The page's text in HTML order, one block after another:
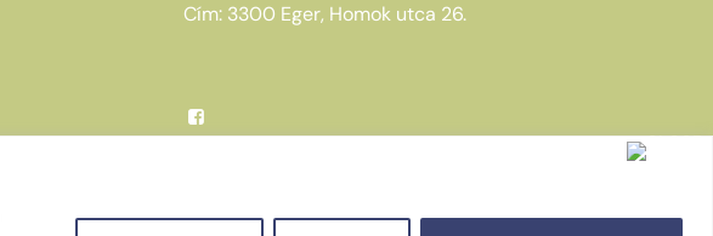
Cím: 3300 Eger, Homok utca 26.